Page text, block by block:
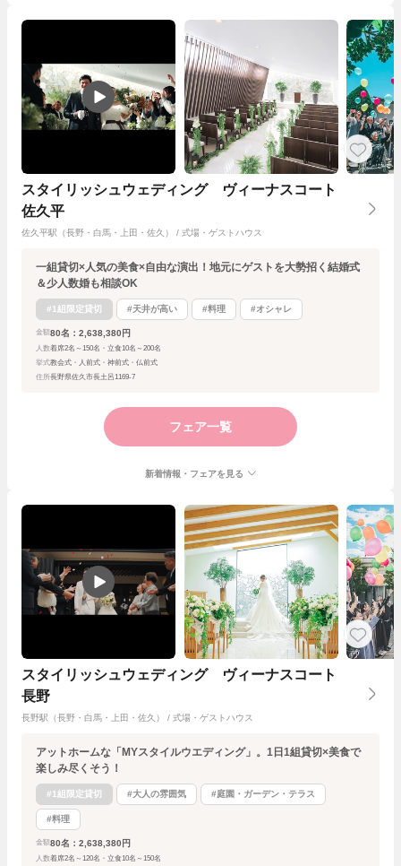
スタイリッシュウェディング ヴィーナスコート
佐久平
佐久平駅（長野・白馬・上田・佐久） / 式場・ゲストハウス
一組貸切×人気の美食×自由な演出！地元にゲストを大勢招く結婚式
＆少人数婚も相談OK
#1組限定貸切 #天井が高い #料理 #オシャレ
金額 80名：2,638,380円
人数着席2名～150名・立食10名～200名
挙式教会式・人前式・神前式・仏前式
住所長野県佐久市長土呂1169-7
フェア一覧
新着情報・フェアを見る
スタイリッシュウェディング ヴィーナスコート
長野
長野駅（長野・白馬・上田・佐久） / 式場・ゲストハウス
アットホームな「MYスタイルウエディング」。1日1組貸切×美食で
楽しみ尽くそう！
#1組限定貸切 #大人の雰囲気 #庭園・ガーデン・テラス
#料理
金額 80名：2,638,380円
人数着席2名～120名・立食10名～150名